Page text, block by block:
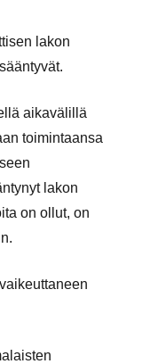
lakon
aikavälillä
toimintaansa
lakon
on ollut, on